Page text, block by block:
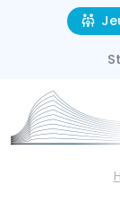
Overslaan en